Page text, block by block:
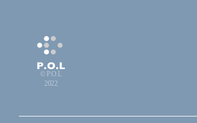
© P.O.L
2022